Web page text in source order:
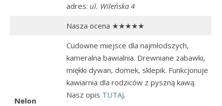
adres: ul. Wileńska 4
Nasza ocena ★★★★★
Nelon
Cudowne miejsce dla najmłodszych,
kameralna bawialnia. Drewniane zabawki,
miękki dywan, domek, sklepik. Funkcjonuje
kawiarnia dla rodziców z pyszną kawą.
Nasz opis TUTAJ.